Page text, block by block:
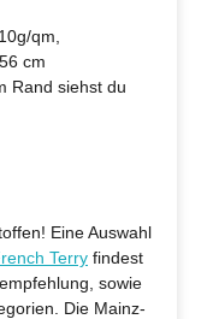
qm,
cm
Rand siehst du
Eine Auswahl
Terry findest
sowie
Die Mainz-